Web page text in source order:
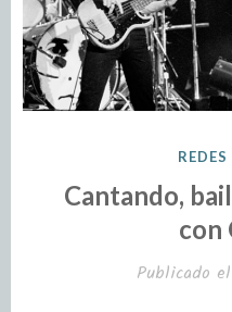
Cantando,
con
Publicado el